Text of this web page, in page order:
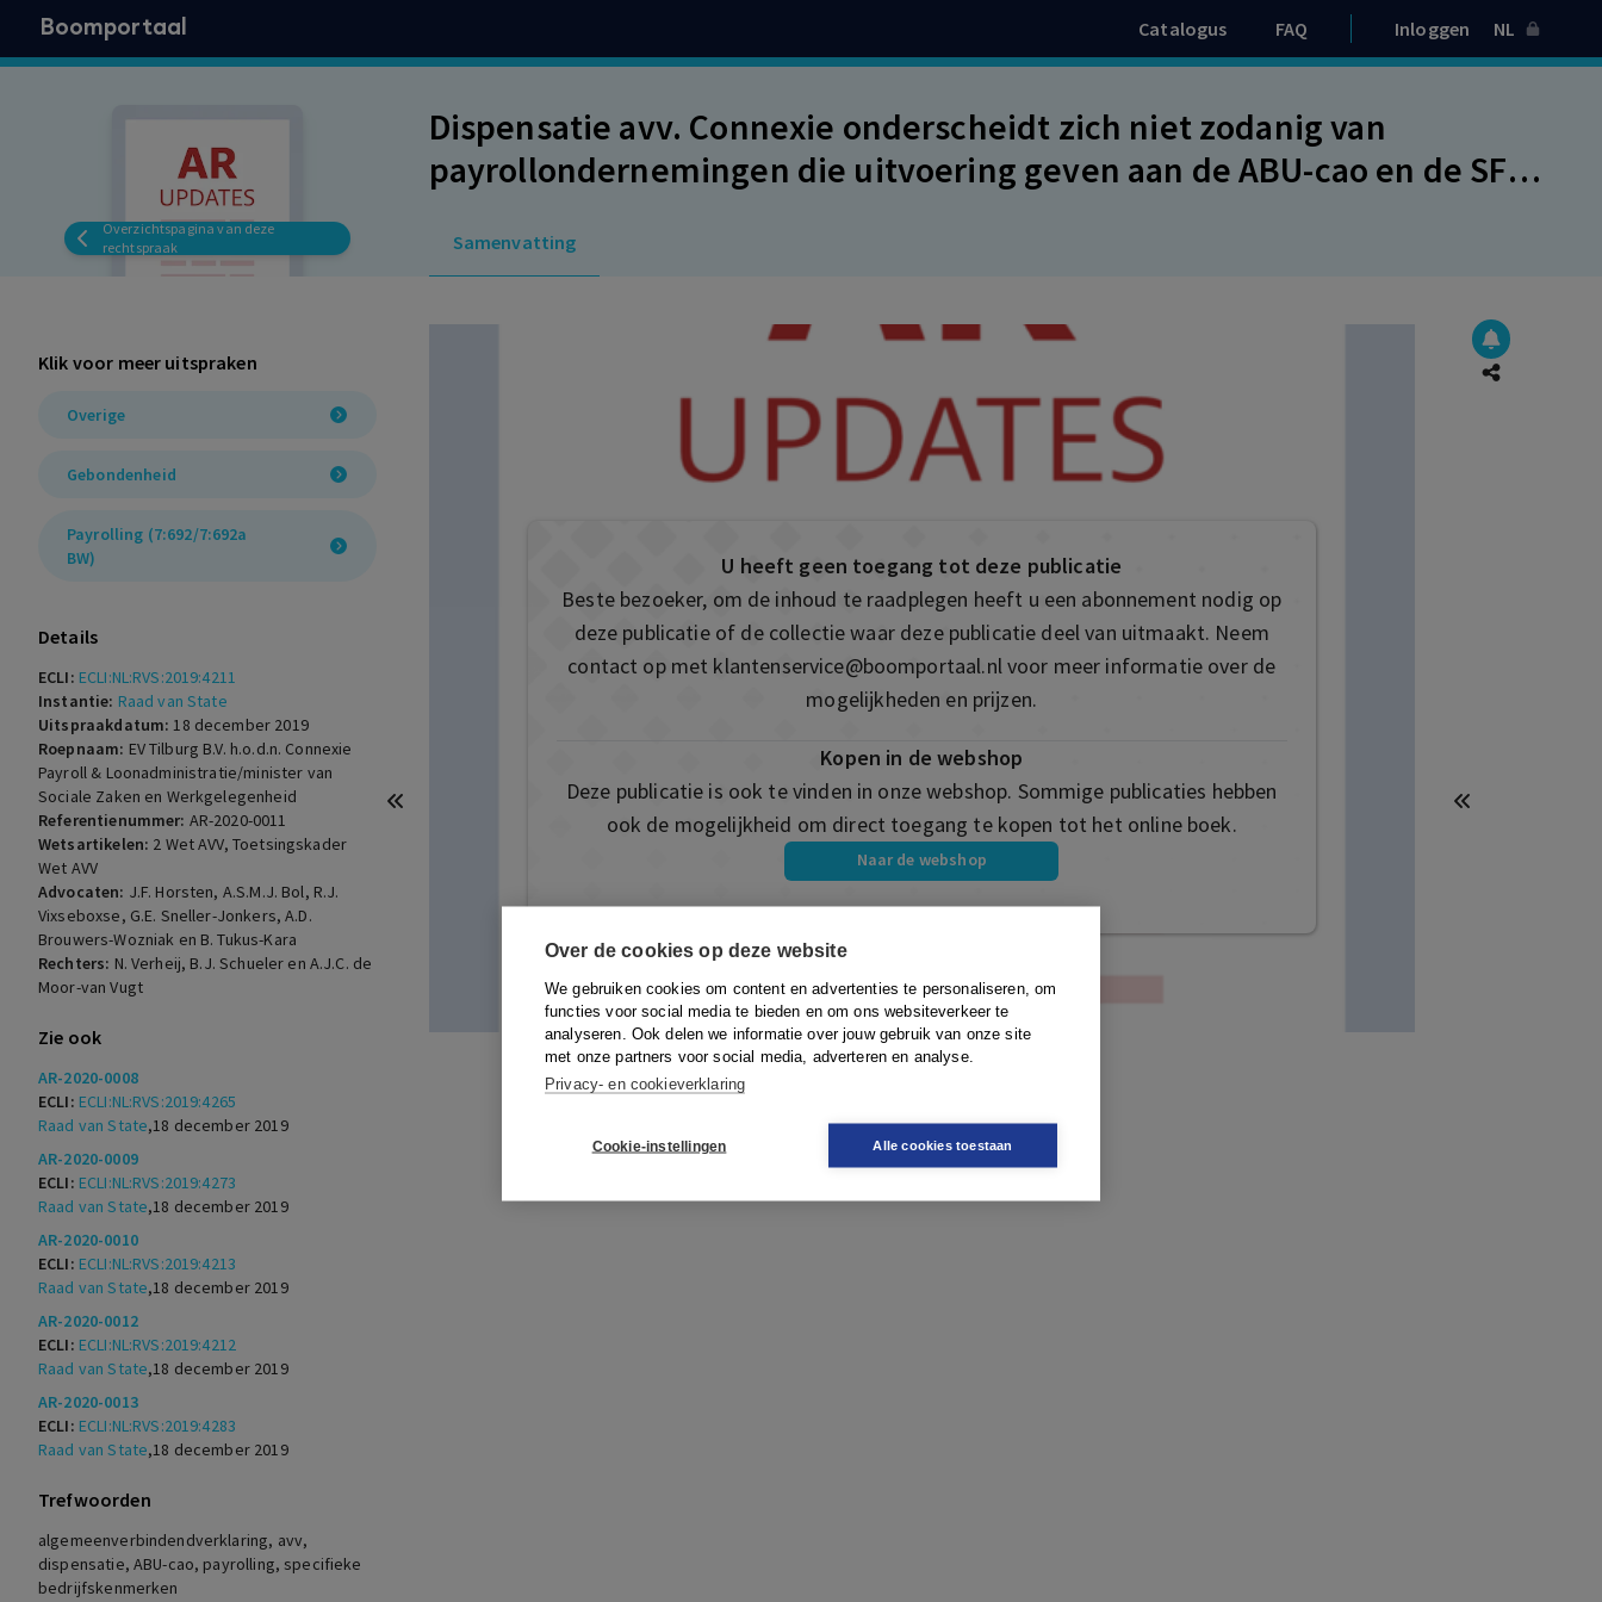
Over de cookies op deze website
We gebruiken cookies om content en advertenties te personaliseren, om
functies voor social media te bieden en om ons websiteverkeer te
analyseren. Ook delen we informatie over jouw gebruik van onze site
met onze partners voor social media, adverteren en analyse.
Privacy- en cookieverklaring
Cookie-instellingen Alle cookies toestaan
Boomportaal Catalogus FAQ Inloggen NL
Overzichtspagina van deze
rechtspraak
Dispensatie avv. Connexie onderscheidt zich niet zodanig van
payrollondernemingen die uitvoering geven aan de ABU-cao en de SFU-
worden gevergd.
Samenvatting
Klik voor meer uitspraken
Overige
Gebondenheid
Payrolling (7:692/7:692a
BW)
Details
ECLI: ECLI:NL:RVS:2019:4211
Instantie: Raad van State
Uitspraakdatum:18 december 2019
Roepnaam: EV Tilburg B.V. h.o.d.n. Connexie
Payroll & Loonadministratie/minister van
Sociale Zaken en Werkgelegenheid
Referentienummer: AR-2020-0011
Wetsartikelen: 2 Wet AVV, Toetsingskader
Wet AVV
Advocaten: J.F. Horsten, A.S.M.J. Bol, R.J.
Vixseboxse, G.E. Sneller-Jonkers, A.D.
Brouwers-Wozniak en B. Tukus-Kara
Rechters: N. Verheij, B.J. Schueler en A.J.C. de
Moor-van Vugt
Zie ook
AR-2020-0008
ECLI: ECLI:NL:RVS:2019:4265
Raad van State,18 december 2019
AR-2020-0009
ECLI: ECLI:NL:RVS:2019:4273
Raad van State,18 december 2019
AR-2020-0010
ECLI: ECLI:NL:RVS:2019:4213
Raad van State,18 december 2019
AR-2020-0012
ECLI: ECLI:NL:RVS:2019:4212
Raad van State,18 december 2019
AR-2020-0013
ECLI: ECLI:NL:RVS:2019:4283
Raad van State,18 december 2019
Trefwoorden
algemeenverbindendverklaring, avv,
dispensatie, ABU-cao, payrolling, specifieke
bedrijfskenmerken
U heeft geen toegang tot deze publicatie
Beste bezoeker, om de inhoud te raadplegen heeft u een abonnement nodig op
deze publicatie of de collectie waar deze publicatie deel van uitmaakt. Neem
contact op met klantenservice@boomportaal.nlvoor meer informatie over de
mogelijkheden en prijzen.
Kopen in de webshop
Deze publicatie is ook te vinden in onze webshop. Sommige publicaties hebben
ook de mogelijkheid om direct toegang te kopen tot het online boek.
Naar de webshop